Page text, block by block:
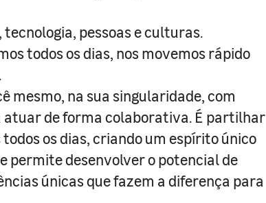
pessoas e culturas.
todos os dias, nos movemos rápido
mesmo, na sua singularidade, com
atuar de forma colaborativa. É partilhar
os dias, criando um espírito único
permite desenvolver o potencial de
únicas que fazem a diferença para